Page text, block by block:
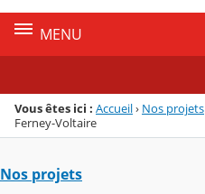
MENU
Vous êtes ici : Accueil› Nos projets
Ferney-Voltaire
Nos projets